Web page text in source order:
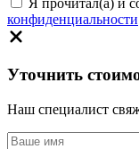
конфиденциальности
Уточнить
Наш специалист